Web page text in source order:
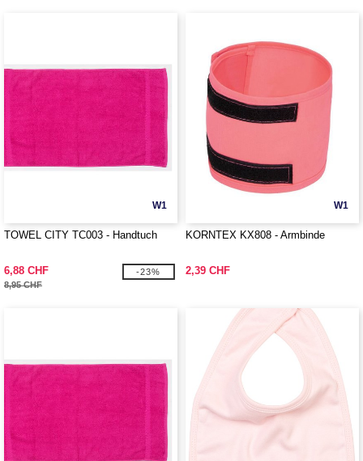
W1
TOWEL CITY TC003 - Handtuch
6,88 CHF
8,95 CHF
-23%
W1
KORNTEX KX808 - Armbinde
2,39 CHF